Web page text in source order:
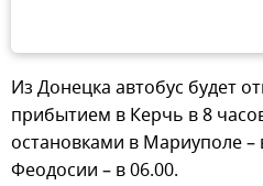
Из Донецка автобус будет
прибытием в Керчь в 8
остановками в Мариуполе –
Феодосии – в 06.00.